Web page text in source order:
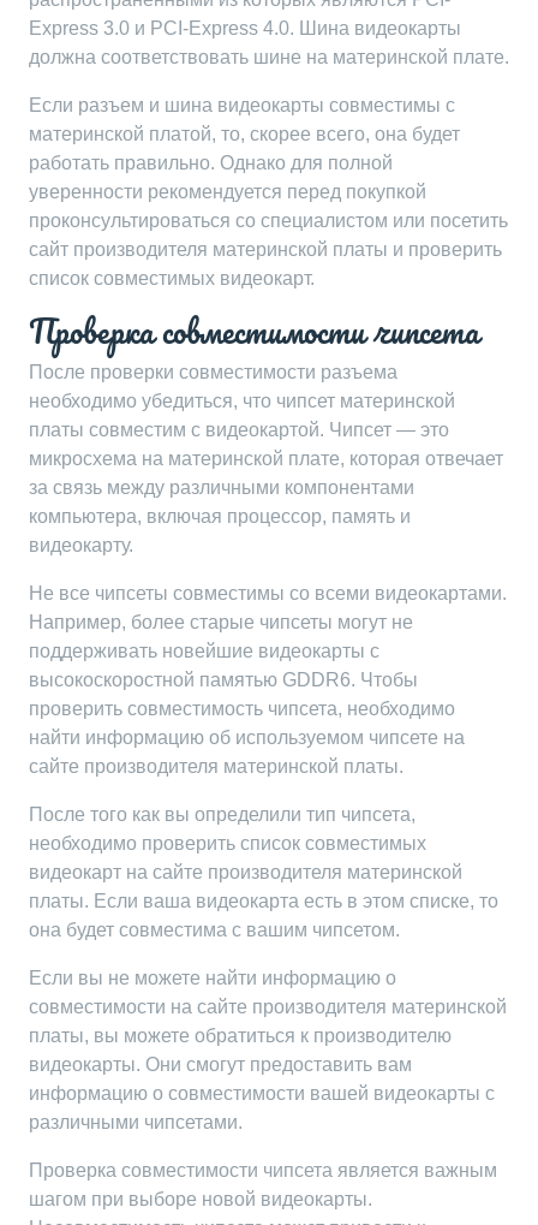
Express 3.0 и PCI-Express 4.0. Шина видеокарты
должна соответствовать шине на материнской плате.
Если разъем и шина видеокарты совместимы с
материнской платой, то, скорее всего, она будет
работать правильно. Однако для полной
уверенности рекомендуется перед покупкой
проконсультироваться со специалистом или посетить
сайт производителя материнской платы и проверить
список совместимых видеокарт.
Проверка совместимости чипсета
После проверки совместимости разъема
необходимо убедиться, что чипсет материнской
платы совместим с видеокартой. Чипсет — это
микросхема на материнской плате, которая отвечает
за связь между различными компонентами
компьютера, включая процессор, память и
видеокарту.
Не все чипсеты совместимы со всеми видеокартами.
Например, более старые чипсеты могут не
поддерживать новейшие видеокарты с
высокоскоростной памятью GDDR6. Чтобы
проверить совместимость чипсета, необходимо
найти информацию об используемом чипсете на
сайте производителя материнской платы.
После того как вы определили тип чипсета,
необходимо проверить список совместимых
видеокарт на сайте производителя материнской
платы. Если ваша видеокарта есть в этом списке, то
она будет совместима с вашим чипсетом.
Если вы не можете найти информацию о
совместимости на сайте производителя материнской
платы, вы можете обратиться к производителю
видеокарты. Они смогут предоставить вам
информацию о совместимости вашей видеокарты с
различными чипсетами.
Проверка совместимости чипсета является важным
шагом при выборе новой видеокарты.